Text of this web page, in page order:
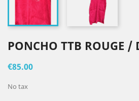
PONCHO TTB ROUGE /
€85.00
No tax